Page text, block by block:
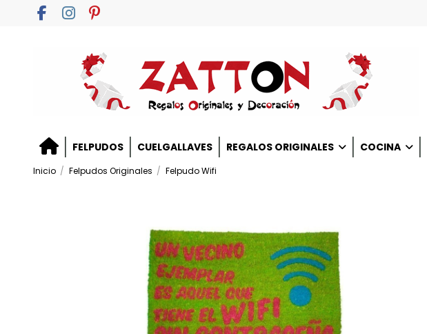
FELPUDOS CUELGALLAVES REGALOS ORIGINALES COCINA
Inicio Felpudos Originales Felpudo Wifi